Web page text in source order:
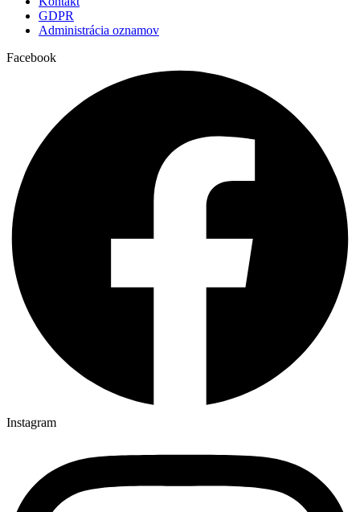
GDPR
Administrácia oznamov
Facebook
Instagram